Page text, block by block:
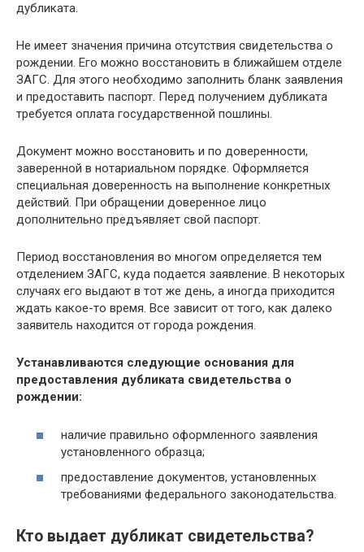
дубликата.
Не имеет значения причина отсутствия свидетельства о
рождении. Его можно восстановить в ближайшем отделе
ЗАГС. Для этого необходимо заполнить бланк заявления
и предоставить паспорт. Перед получением дубликата
требуется оплата государственной пошлины.
Документ можно восстановить и по доверенности,
заверенной в нотариальном порядке. Оформляется
специальная доверенность на выполнение конкретных
действий. При обращении доверенное лицо
дополнительно предъявляет свой паспорт.
Период восстановления во многом определяется тем
отделением ЗАГС, куда подается заявление. В некоторых
случаях его выдают в тот же день, а иногда приходится
ждать какое-то время. Все зависит от того, как далеко
заявитель находится от города рождения.
Устанавливаются следующие основания для
предоставления дубликата свидетельства о
рождении:
наличие правильно оформленного заявления
установленного образца;
предоставление документов, установленных
требованиями федерального законодательства.
Кто выдает дубликат свидетельства?